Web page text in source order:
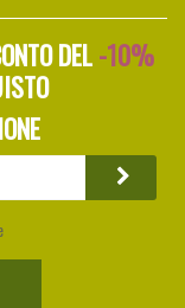
DEL-10%